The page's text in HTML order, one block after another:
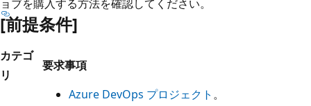
ョブを購入する方法を確認してください。
[前提条件]
カテゴ
リ
要求事項
Azure DevOps プロジェクト 。